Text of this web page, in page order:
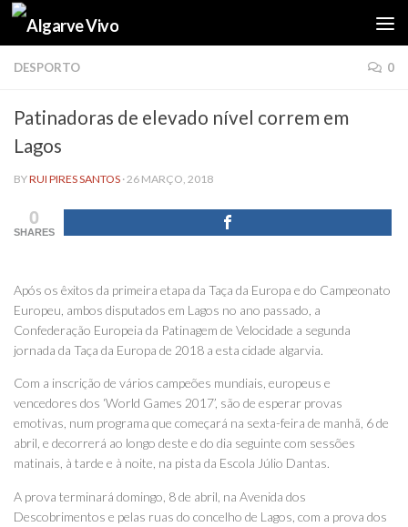
Skip to content
DESPORTO 0
Patinadoras de elevado nível correm em
Lagos
BYRUI PIRES SANTOS ·26 MARÇO, 2018
0
SHARES
Após os êxitos da primeira etapa da Taça da Europa e do Campeonato
Europeu, ambos disputados em Lagos no ano passado, a
Confederação Europeia da Patinagem de Velocidade a segunda
jornada da Taça da Europa de 2018 a esta cidade algarvia.
Com a inscrição de vários campeões mundiais, europeus e
vencedores dos ‘World Games 2017’, são de esperar provas
emotivas, num programa que começará na sexta-feira de manhã, 6 de
abril, e decorrerá ao longo deste e do dia seguinte com sessões
matinais, à tarde e à noite, na pista da Escola Júlio Dantas.
A prova terminará domingo, 8 de abril, na Avenida dos
Descobrimentos e pelas ruas do concelho de Lagos, com a prova dos